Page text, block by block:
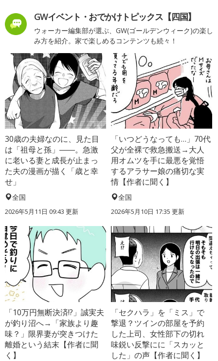
GWイベント・おでかけトピックス【四国】
ウォーカー編集部が選ぶ、GW(ゴールデンウィーク)の楽し
み方を紹介。家で楽しめるコンテンツも続々！
30歳の夫婦なのに、見た目
は「祖母と孫」――。急激
に老いる妻と成長が止まっ
た夫の漫画が描く「歳と幸
せ」
全国
2026年5月11日 09:43 更新
「いつどうなっても…」70代
父が全裸で救急搬送→大人
用オムツを手に最悪を覚悟
するアラサー娘の痛切な実
情【作者に聞く】
全国
2026年5月10日 17:35 更新
「10万円無断決済!?」誠実夫
が釣り沼へ→「家族より趣
味？」限界妻が突きつけた
離婚という結末【作者に聞
く】
「セクハラ」を「ミス」で
撃退？ツインの部屋を予約
した上司、女性部下の切れ
味鋭い反撃にに「スカッと
した」の声【作者に聞く】